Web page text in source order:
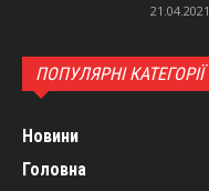
21.04.2021
ПОПУЛЯРНІ КАТЕГОРІЇ
Новини
Головна